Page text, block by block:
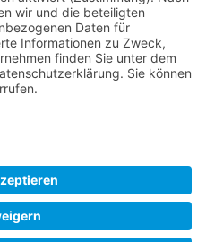
Garten-
per E-Mail
neue Artikel auf
Folgt dafür einfach
eure E-Mailadresse